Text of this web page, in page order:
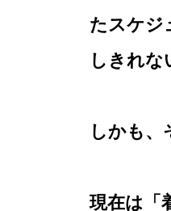
たスケジ
しきれな
しかも、
現在は「